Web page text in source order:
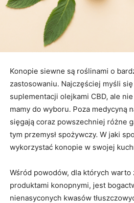
Konopie siewne są roślinami o
zastosowaniu. Najczęściej myśli
suplementacji olejkami CBD, ale
mamy do wyboru. Poza medycyną
sięgają coraz powszechniej różne
tym przemysł spożywczy. W jaki
wykorzystać konopie w swojej
Wśród powodów, dla których warto
produktami konopnymi, jest
nienasyconych kwasów